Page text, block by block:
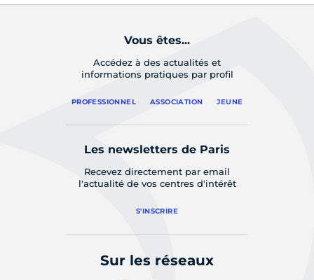
Vous êtes...
Accédez à des actualités et
informations pratiques par profil
PROFESSIONNEL ASSOCIATION JEUNE
Les newsletters de Paris
Recevez directement par email
l'actualité de vos centres d'intérêt
S'INSCRIRE
Sur les réseaux